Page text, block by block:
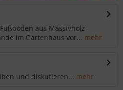
aus Massivholz
im Gartenhaus vor... mehr
und diskutieren... mehr